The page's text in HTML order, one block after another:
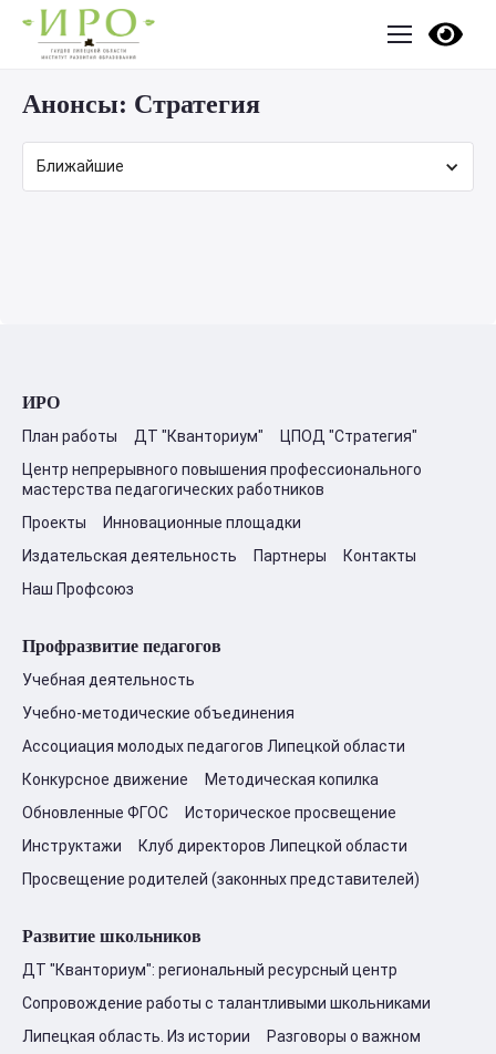
Анонсы: Стратегия
Ближайшие
ИРО
План работы ДТ "Кванториум"
ЦПОД "Стратегия"
Центр непрерывного повышения профессионального
мастерства педагогических работников
Проекты
Инновационные площадки
Издательская деятельность
Партнеры
Контакты
Наш Профсоюз
Профразвитие педагогов
Учебная деятельность
Учебно-методические объединения
Ассоциация молодых педагогов Липецкой области
Конкурсное движение
Методическая копилка
Обновленные ФГОС
Историческое просвещение
Инструктажи
Клуб директоров Липецкой области
Просвещение родителей (законных представителей)
Развитие школьников
ДТ "Кванториум": региональный ресурсный центр
Сопровождение работы с талантливыми школьниками
Липецкая область. Из истории
Разговоры о важном